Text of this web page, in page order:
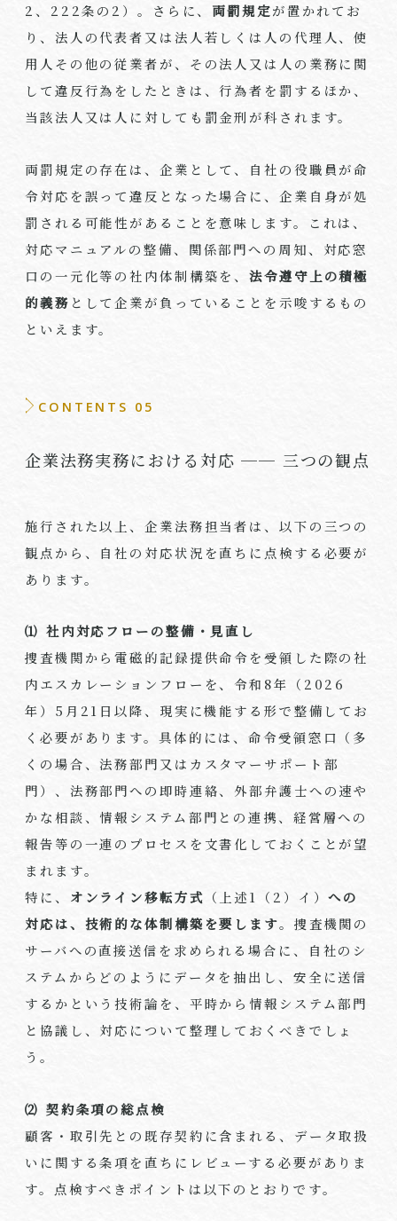
2、222条の2）。さらに、 両罰規定が置かれてお
り、法人の代表者又は法人若しくは人の代理人、使
用人その他の従業者が、その法人又は人の業務に関
して違反行為をしたときは、行為者を罰するほか、
当該法人又は人に対しても罰金刑が科されます。
両罰規定の存在は、企業として、自社の役職員が命
令対応を誤って違反となった場合に、企業自身が処
罰される可能性があることを意味します。これは、
対応マニュアルの整備、関係部門への周知、対応窓
口の一元化等の社内体制構築を、法令遵守上の積極
的義務 として企業が負っていることを示唆するもの
といえます。
CONTENTS 05
企業法務実務における対応 ── 三つの観点
施行された以上、企業法務担当者は、以下の三つの
観点から、自社の対応状況を直ちに点検する必要が
あります。
⑴ 社内対応フローの整備・見直し
捜査機関から電磁的記録提供命令を受領した際の社
内エスカレーションフローを、令和8年（2026
年）5月21日以降、現実に機能する形で整備してお
く必要があります。具体的には、命令受領窓口（多
くの場合、法務部門又はカスタマーサポート部
門）、法務部門への即時連絡、外部弁護士への速や
かな相談、情報システム部門との連携、経営層への
報告等の一連のプロセスを文書化しておくことが望
まれます。
特に、 オンライン移転方式 （上述1（2）イ）への
対応は、技術的な体制構築を要します。捜査機関の
サーバへの直接送信を求められる場合に、自社のシ
ステムからどのようにデータを抽出し、安全に送信
するかという技術論を、平時から情報システム部門
と協議し、対応について整理しておくべきでしょ
う。
⑵ 契約条項の総点検
顧客・取引先との既存契約に含まれる、データ取扱
いに関する条項を直ちにレビューする必要がありま
す。点検すべきポイントは以下のとおりです。